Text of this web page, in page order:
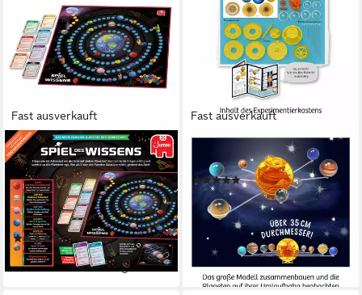
Fast ausverkauft
JUMBO SPIELE
Spiel Jumbo Spiele 19907
Spiel des Wissens, Jumbo
Spiele19907 Spiel des
Wissens, Made in Europe
(3)
ab 41,89 €
lieferbar - in 2-3 Werktagen bei dir
Fast ausverkauft
Kreativset Sonnensystem
(3)
35,49 €
lieferbar - in 3-4 Werktagen bei dir